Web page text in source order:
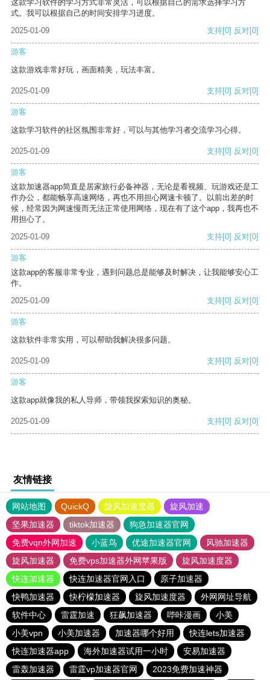
这款学习软件的学习方式非常灵活，可以根据自己的需求选择学习方
式。我可以根据自己的时间安排学习进度。
2025-01-09
支持[0] 反对[0]
游客
这款游戏非常好玩，画面精美，玩法丰富。
2025-01-09 支持[0] 反对[0]
游客
这款学习软件的社区氛围非常好，可以与其他学习者交流学习心得。
2025-01-09 支持[0] 反对[0]
游客
这款加速器app简直是居家旅行必备神器，无论是看视频、玩游戏还是工
作办公，都能畅享高速网络，再也不用担心网速卡顿了。以前出差的时
候，经常因为网速慢而无法正常使用网络，现在有了这个app，我再也不
用担心了。
2025-01-09
支持[0] 反对[0]
游客
这款app的客服非常专业，遇到问题总是能够及时解决，让我能够安心工
作。
2025-01-09
支持[0] 反对[0]
游客
这款软件非常实用，可以帮助我解决很多问题。
2025-01-09 支持[0] 反对[0]
游客
这款app就像我的私人导师，带领我探索知识的奥秘。
2025-01-09 支持[0] 反对[0]
友情链接
网站地图 QuickQ 旋风加速度器
旋风加速
坚果加速器
tiktok加速器
狗急加速器官网
免费vqn外网加速
小蓝鸟 优途加速器官网
风驰加速器
旋风加速器
免费vps加速器外网苹果版
旋风加速度器
快连加速器
快连加速器官网入口
原子加速器
快鸭加速器
快柠檬加速器 旋风加速度器
外网网址导航
软件中心
雷霆加速 狂飙加速器 哔咔漫画
小美
小美vpn
小美加速器 加速器哪个好用
快连lets加速器
快连加速器app
海外加速器试用一小时
安易加速器
雷轰加速器
雷霆vp加速器官网 2023免费加速神器